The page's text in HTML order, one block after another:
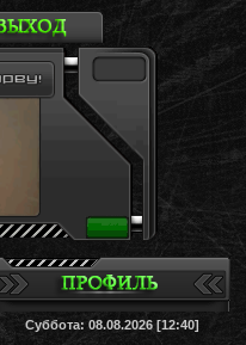
Суббота: 08.08.2026 [12:40]